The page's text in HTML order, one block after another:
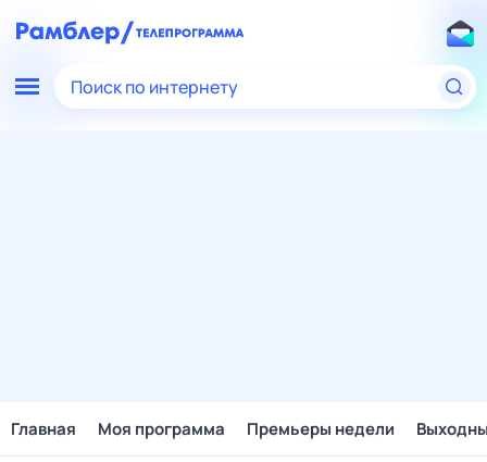
Поиск по интернету
Главная Моя программа Премьеры недели